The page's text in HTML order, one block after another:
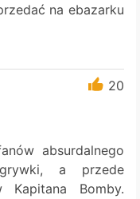
na ebazarku
20
absurdalnego
a przede
Bomby.